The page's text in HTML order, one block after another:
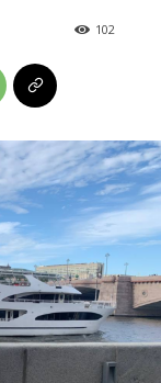
102